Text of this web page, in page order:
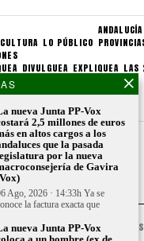
CULTURA LO PÚBLICO
ANDALUCÍA
DIVULGUEA EXPLIQUEA LAS
- All Rights Reserved.
nueva Junta PP-Vox
2,5 millones de euros
en altos cargos a los
que la pasada
por la nueva
de Gavira
Ago, 2026 · 14:33h Ya se
la factura exacta que
nueva Junta PP-Vox